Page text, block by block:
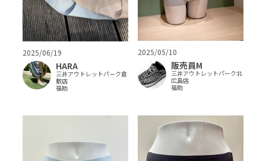
2025/06/19
HARA
三井アウトレットパーク倉
敷店
福助
2025/05/10
販売員M
三井アウトレットパーク北
広島店
福助